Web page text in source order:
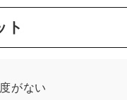
ト
がない